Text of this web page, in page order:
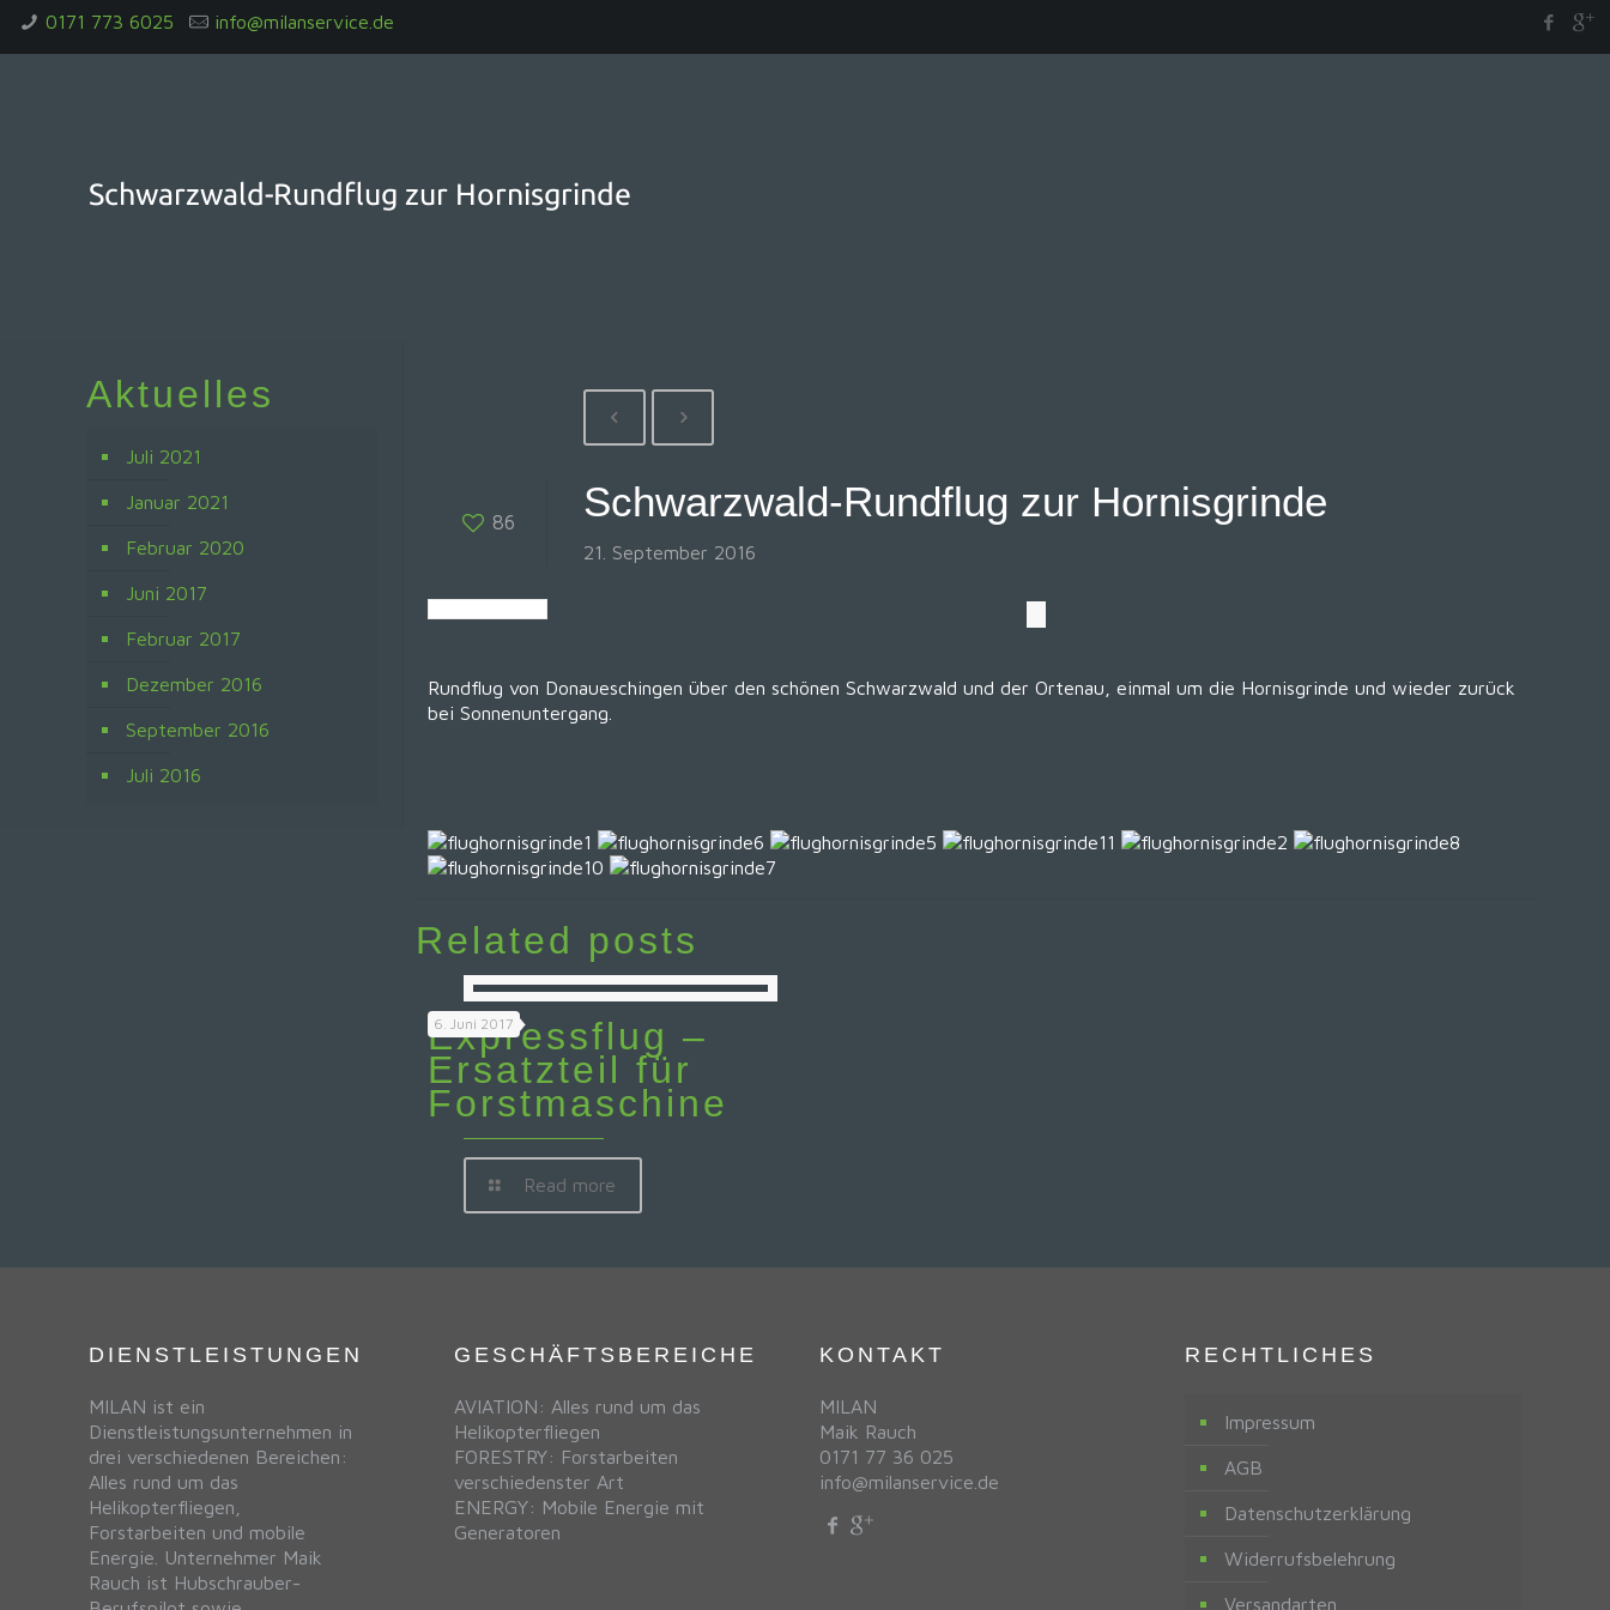
0171 773 6025 info@milanservice.de
Schwarzwald-Rundflug zur Hornisgrinde
86 Schwarzwald-Rundflug zur Hornisgrinde
21. September 2016
Rundflug von Donaueschingen über den schönen Schwarzwald und der Ortenau, einmal um die Hornisgrinde und wieder zurück
bei Sonnenuntergang.
Related posts
6. Juni 2017
Expressflug –
Ersatzteil für
Forstmaschine
Read more
Aktuelles
Juli 2021
Januar 2021
Februar 2020
Juni 2017
Februar 2017
Dezember 2016
September 2016
Juli 2016
DIENSTLEISTUNGEN
MILAN ist ein
Dienstleistungsunternehmen in
drei verschiedenen Bereichen:
Alles rund um das
Helikopterfliegen,
Forstarbeiten und mobile
Energie. Unternehmer Maik
Rauch ist Hubschrauber-
GESCHÄFTSBEREICHE
AVIATION: Alles rund um das
Helikopterfliegen
FORESTRY: Forstarbeiten
verschiedenster Art
ENERGY: Mobile Energie mit
Generatoren
KONTAKT
MILAN
Maik Rauch
0171 77 36 025
info@milanservice.de
RECHTLICHES
Impressum
AGB
Datenschutzerklärung
Widerrufsbelehrung
Versandarten